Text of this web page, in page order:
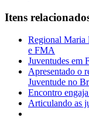
Itens
Regional Maria
e FMA
Juventudes em
Apresentado o
Juventude no
Encontro
Articulando as